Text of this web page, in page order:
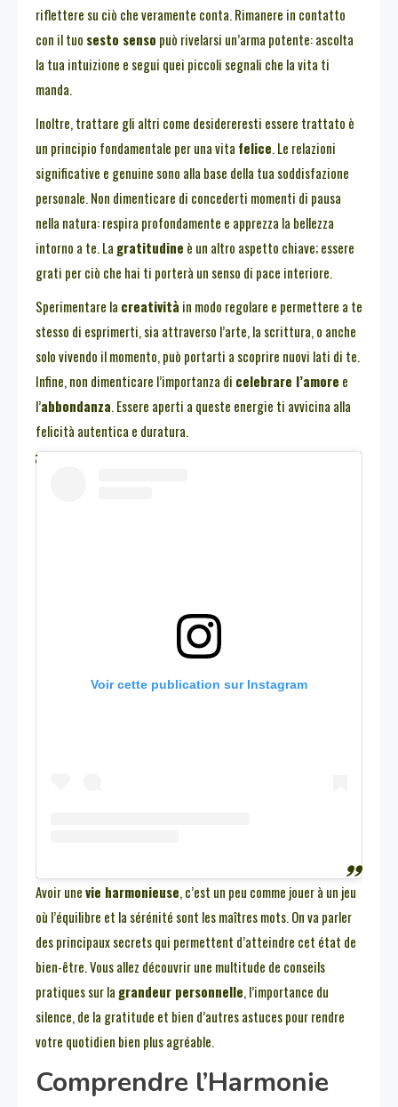
riflettere su ciò che veramente conta. Rimanere in contatto
con il tuo sesto senso può rivelarsi un’arma potente: ascolta
la tua intuizione e segui quei piccoli segnali che la vita ti
manda.
Inoltre, trattare gli altri come desidereresti essere trattato è
un principio fondamentale per una vita felice. Le relazioni
significative e genuine sono alla base della tua soddisfazione
personale. Non dimenticare di concederti momenti di pausa
nella natura: respira profondamente e apprezza la bellezza
intorno a te. La gratitudine è un altro aspetto chiave; essere
grati per ciò che hai ti porterà un senso di pace interiore.
Sperimentare la creatività in modo regolare e permettere a te
stesso di esprimerti, sia attraverso l’arte, la scrittura, o anche
solo vivendo il momento, può portarti a scoprire nuovi lati di te.
Infine, non dimenticare l’importanza di celebrare l’amore e
l’abbondanza. Essere aperti a queste energie ti avvicina alla
felicità autentica e duratura.
Voir cette publication sur Instagram
Avoir unevie harmonieuse, c’est un peu comme jouer à un jeu
où l’équilibre et la sérénité sont les maîtres mots. On va parler
des principaux secrets qui permettent d’atteindre cet état de
bien-être. Vous allez découvrir une multitude de conseils
pratiques sur la grandeur personnelle, l’importance du
silence, de la gratitude et bien d’autres astuces pour rendre
votre quotidien bien plus agréable.
Comprendre l’Harmonie